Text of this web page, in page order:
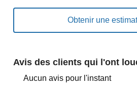
Avis des clients qui l'ont
Aucun avis pour l'instant